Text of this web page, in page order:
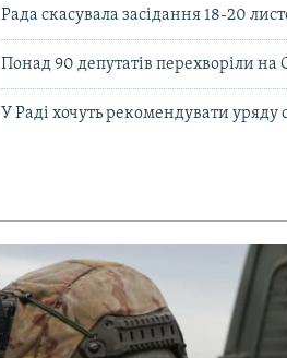
Рада скасувала засідання 18-20
Понад 90 депутатів перехворіли на
У Раді хочуть рекомендувати